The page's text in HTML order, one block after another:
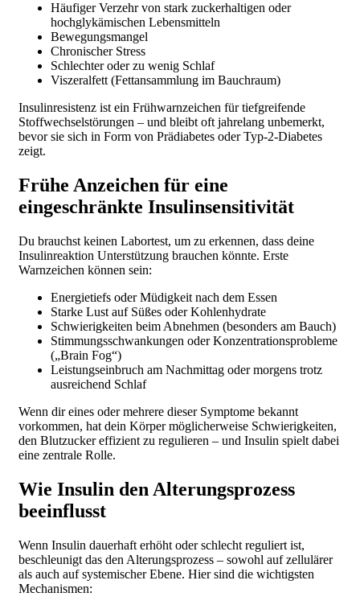
Häufiger Verzehr von stark zuckerhaltigen oder
hochglykämischen Lebensmitteln
Bewegungsmangel
Chronischer Stress
Schlechter oder zu wenig Schlaf
Viszeralfett (Fettansammlung im Bauchraum)
Insulinresistenz ist ein Frühwarnzeichen für tiefgreifende
Stoffwechselstörungen – und bleibt oft jahrelang unbemerkt,
bevor sie sich in Form von Prädiabetes oder Typ-2-Diabetes
zeigt.
Frühe Anzeichen für eine
eingeschränkte Insulinsensitivität
Du brauchst keinen Labortest, um zu erkennen, dass deine
Insulinreaktion Unterstützung brauchen könnte. Erste
Warnzeichen können sein:
Energietiefs oder Müdigkeit nach dem Essen
Starke Lust auf Süßes oder Kohlenhydrate
Schwierigkeiten beim Abnehmen (besonders am Bauch)
Stimmungsschwankungen oder Konzentrationsprobleme
(„Brain Fog“)
Leistungseinbruch am Nachmittag oder morgens trotz
ausreichend Schlaf
Wenn dir eines oder mehrere dieser Symptome bekannt
vorkommen, hat dein Körper möglicherweise Schwierigkeiten,
den Blutzucker effizient zu regulieren – und Insulin spielt dabei
eine zentrale Rolle.
Wie Insulin den Alterungsprozess
beeinflusst
Wenn Insulin dauerhaft erhöht oder schlecht reguliert ist,
beschleunigt das den Alterungsprozess – sowohl auf zellulärer
als auch auf systemischer Ebene. Hier sind die wichtigsten
Mechanismen: